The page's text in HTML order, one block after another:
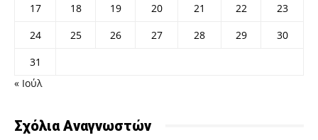
17
18 19 20 21 22
23
24
25 26 27 28 29
30
31
« Ιούλ
Σχόλια Αναγνωστών